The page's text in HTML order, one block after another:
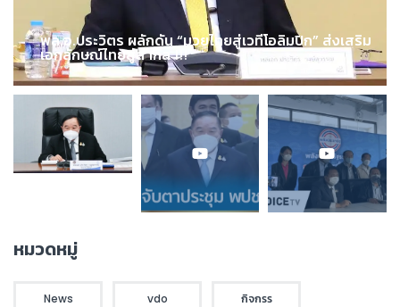
พล.อ.ประวิตร ผลักดัน “มวยไทยสู่เวทีโอลิมปิก” ส่งเสริม
เอกลักษณ์ไทยสู่สากล !!!
หมวดหมู่
News vdo กิจกรร